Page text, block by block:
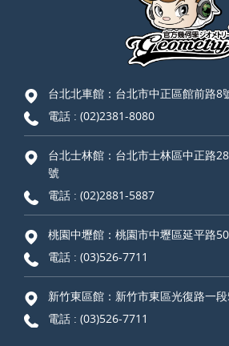
台北北車館：台北市中正區館前路8
電話 : (02)2381-8080
台北士林館：台北市士林區中正路
號
電話 : (02)2881-5887
桃園中壢館：桃園市中壢區延平路
電話 : (03)526-7711
新竹東區館：新竹市東區光復路一
電話 : (03)526-7711